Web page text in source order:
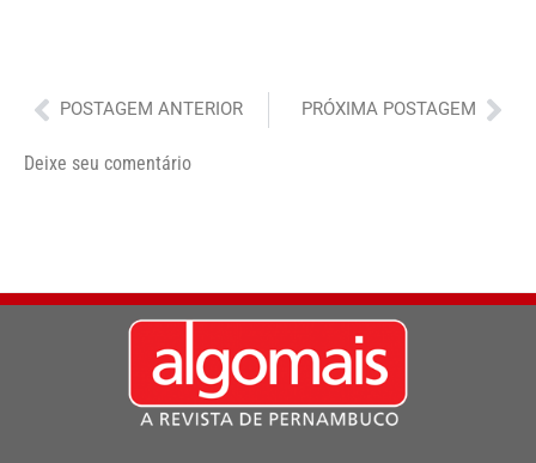
Anterior
POSTAGEM ANTERIOR PRÓXIMA POSTAGEM
Deixe seu comentário